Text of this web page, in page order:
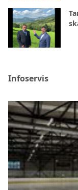
Infoservis